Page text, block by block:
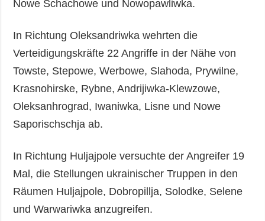
Nowe Schachowe und Nowopawliwka.
In Richtung Oleksandriwka wehrten die
Verteidigungskräfte 22 Angriffe in der Nähe von
Towste, Stepowe, Werbowe, Slahoda, Prywilne,
Krasnohirske, Rybne, Andrijiwka-Klewzowe,
Oleksanhrograd, Iwaniwka, Lisne und Nowe
Saporischschja ab.
In Richtung Huljajpole versuchte der Angreifer 19
Mal, die Stellungen ukrainischer Truppen in den
Räumen Huljajpole, Dobropillja, Solodke, Selene
und Warwariwka anzugreifen.